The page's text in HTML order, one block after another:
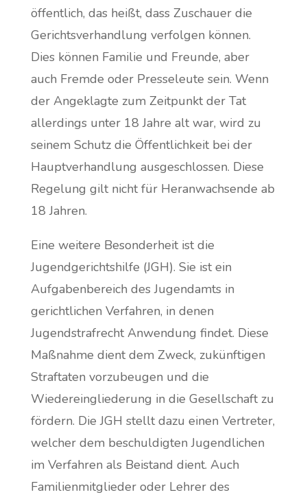
öffentlich, das heißt, dass Zuschauer die
Gerichtsverhandlung verfolgen können.
Dies können Familie und Freunde, aber
auch Fremde oder Presseleute sein. Wenn
der Angeklagte zum Zeitpunkt der Tat
allerdings unter 18 Jahre alt war, wird zu
seinem Schutz die Öffentlichkeit bei der
Hauptverhandlung ausgeschlossen. Diese
Regelung gilt nicht für Heranwachsende ab
18 Jahren.
Eine weitere Besonderheit ist die
Jugendgerichtshilfe (JGH). Sie ist ein
Aufgabenbereich des Jugendamts in
gerichtlichen Verfahren, in denen
Jugendstrafrecht Anwendung findet. Diese
Maßnahme dient dem Zweck, zukünftigen
Straftaten vorzubeugen und die
Wiedereingliederung in die Gesellschaft zu
fördern. Die JGH stellt dazu einen Vertreter,
welcher dem beschuldigten Jugendlichen
im Verfahren als Beistand dient. Auch
Familienmitglieder oder Lehrer des